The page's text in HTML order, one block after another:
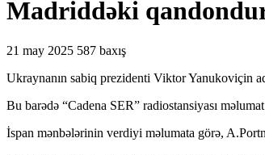
Madriddəki
21 may 2025 587 baxış
Ukraynanın sabiq prezidenti Viktor Yanukoviçin
Bu barədə “Cadena SER” radiostansiyası
İspan mənbələrinin verdiyi məlumata görə,